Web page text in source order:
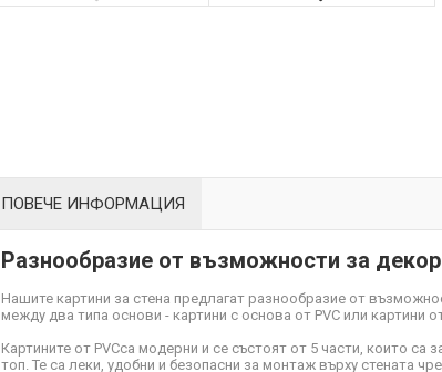
ПОВЕЧЕ ИНФОРМАЦИЯ
Разнообразие от възможности за
Нашите картини за стена предлагат разнообразие от
между два типа основи - картини с основа от PVC или картини
Картините от PVCса модерни и се състоят от 5 части, които са
топ. Те са леки, удобни и безопасни за монтаж върху стената